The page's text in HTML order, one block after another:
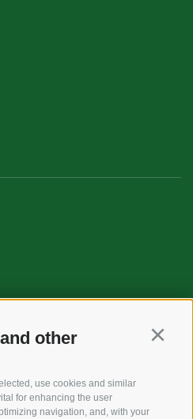
other
use cookies and similar
for enhancing the user
navigation, and, with your